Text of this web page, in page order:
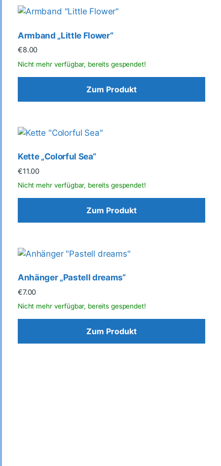
Armband „Little Flower“
€8.00
Zum Produkt
Kette „Colorful Sea“
€11.00
Zum Produkt
Anhänger „Pastell dreams“
€7.00
Zum Produkt